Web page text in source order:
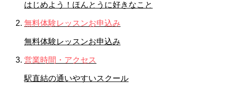
はじめよう！ほんとうに好きなこと
無料体験レッスンお申込み
無料体験レッスンお申込み
営業時間・アクセス
駅直結の通いやすいスクール